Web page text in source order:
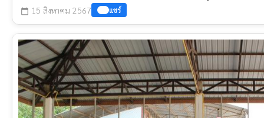
calendar_today 15 สิงหาคม 2567 แชร์